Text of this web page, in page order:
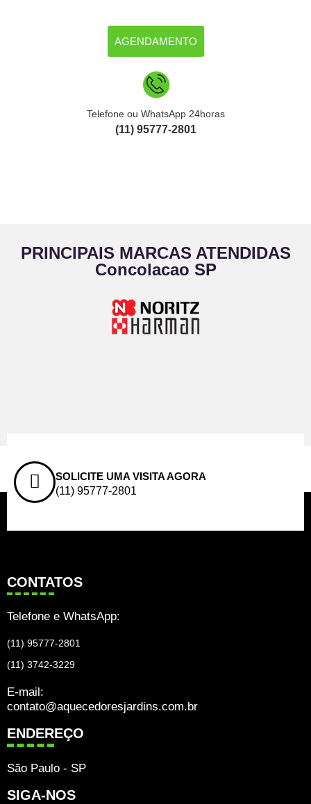
AGENDAMENTO
Telefone ou WhatsApp 24horas
(11) 95777-2801
PRINCIPAIS MARCAS ATENDIDAS
Concolacao SP
SOLICITE UMA VISITA AGORA
(11) 95777-2801
CONTATOS
Telefone e WhatsApp:
(11) 95777-2801
(11) 3742-3229
E-mail:
contato@aquecedoresjardins.com.br
ENDEREÇO
São Paulo - SP
SIGA-NOS